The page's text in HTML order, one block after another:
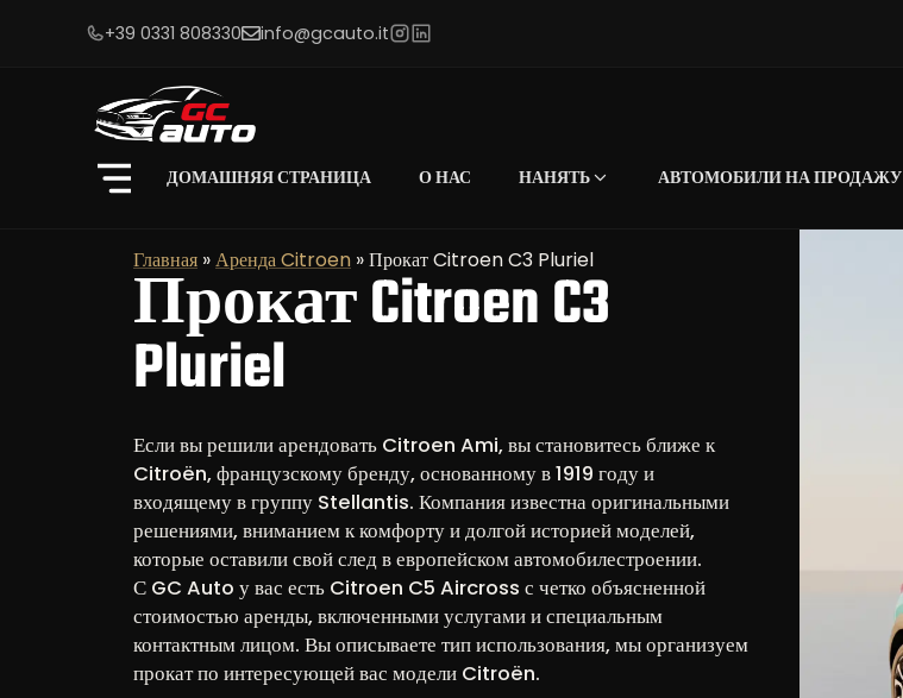
+39 0331 808330 info@gcauto.it
ДОМАШНЯЯ СТРАНИЦА О НАС НАНЯТЬ АВТОМОБИЛИ НА ПРОДАЖУ
Главная »Аренда Citroen »Прокат Citroen C3 Pluriel
Прокат Citroen C3
Pluriel
Если вы решили арендовать Citroen Ami, вы становитесь ближе к
Citroën, французскому бренду, основанному в 1919 году и
входящему в группу Stellantis. Компания известна оригинальными
решениями, вниманием к комфорту и долгой историей моделей,
которые оставили свой след в европейском автомобилестроении.
С GC Auto у вас есть Citroen C5 Aircross с четко объясненной
стоимостью аренды, включенными услугами и специальным
контактным лицом. Вы описываете тип использования, мы организуем
прокат по интересующей вас модели Citroën.